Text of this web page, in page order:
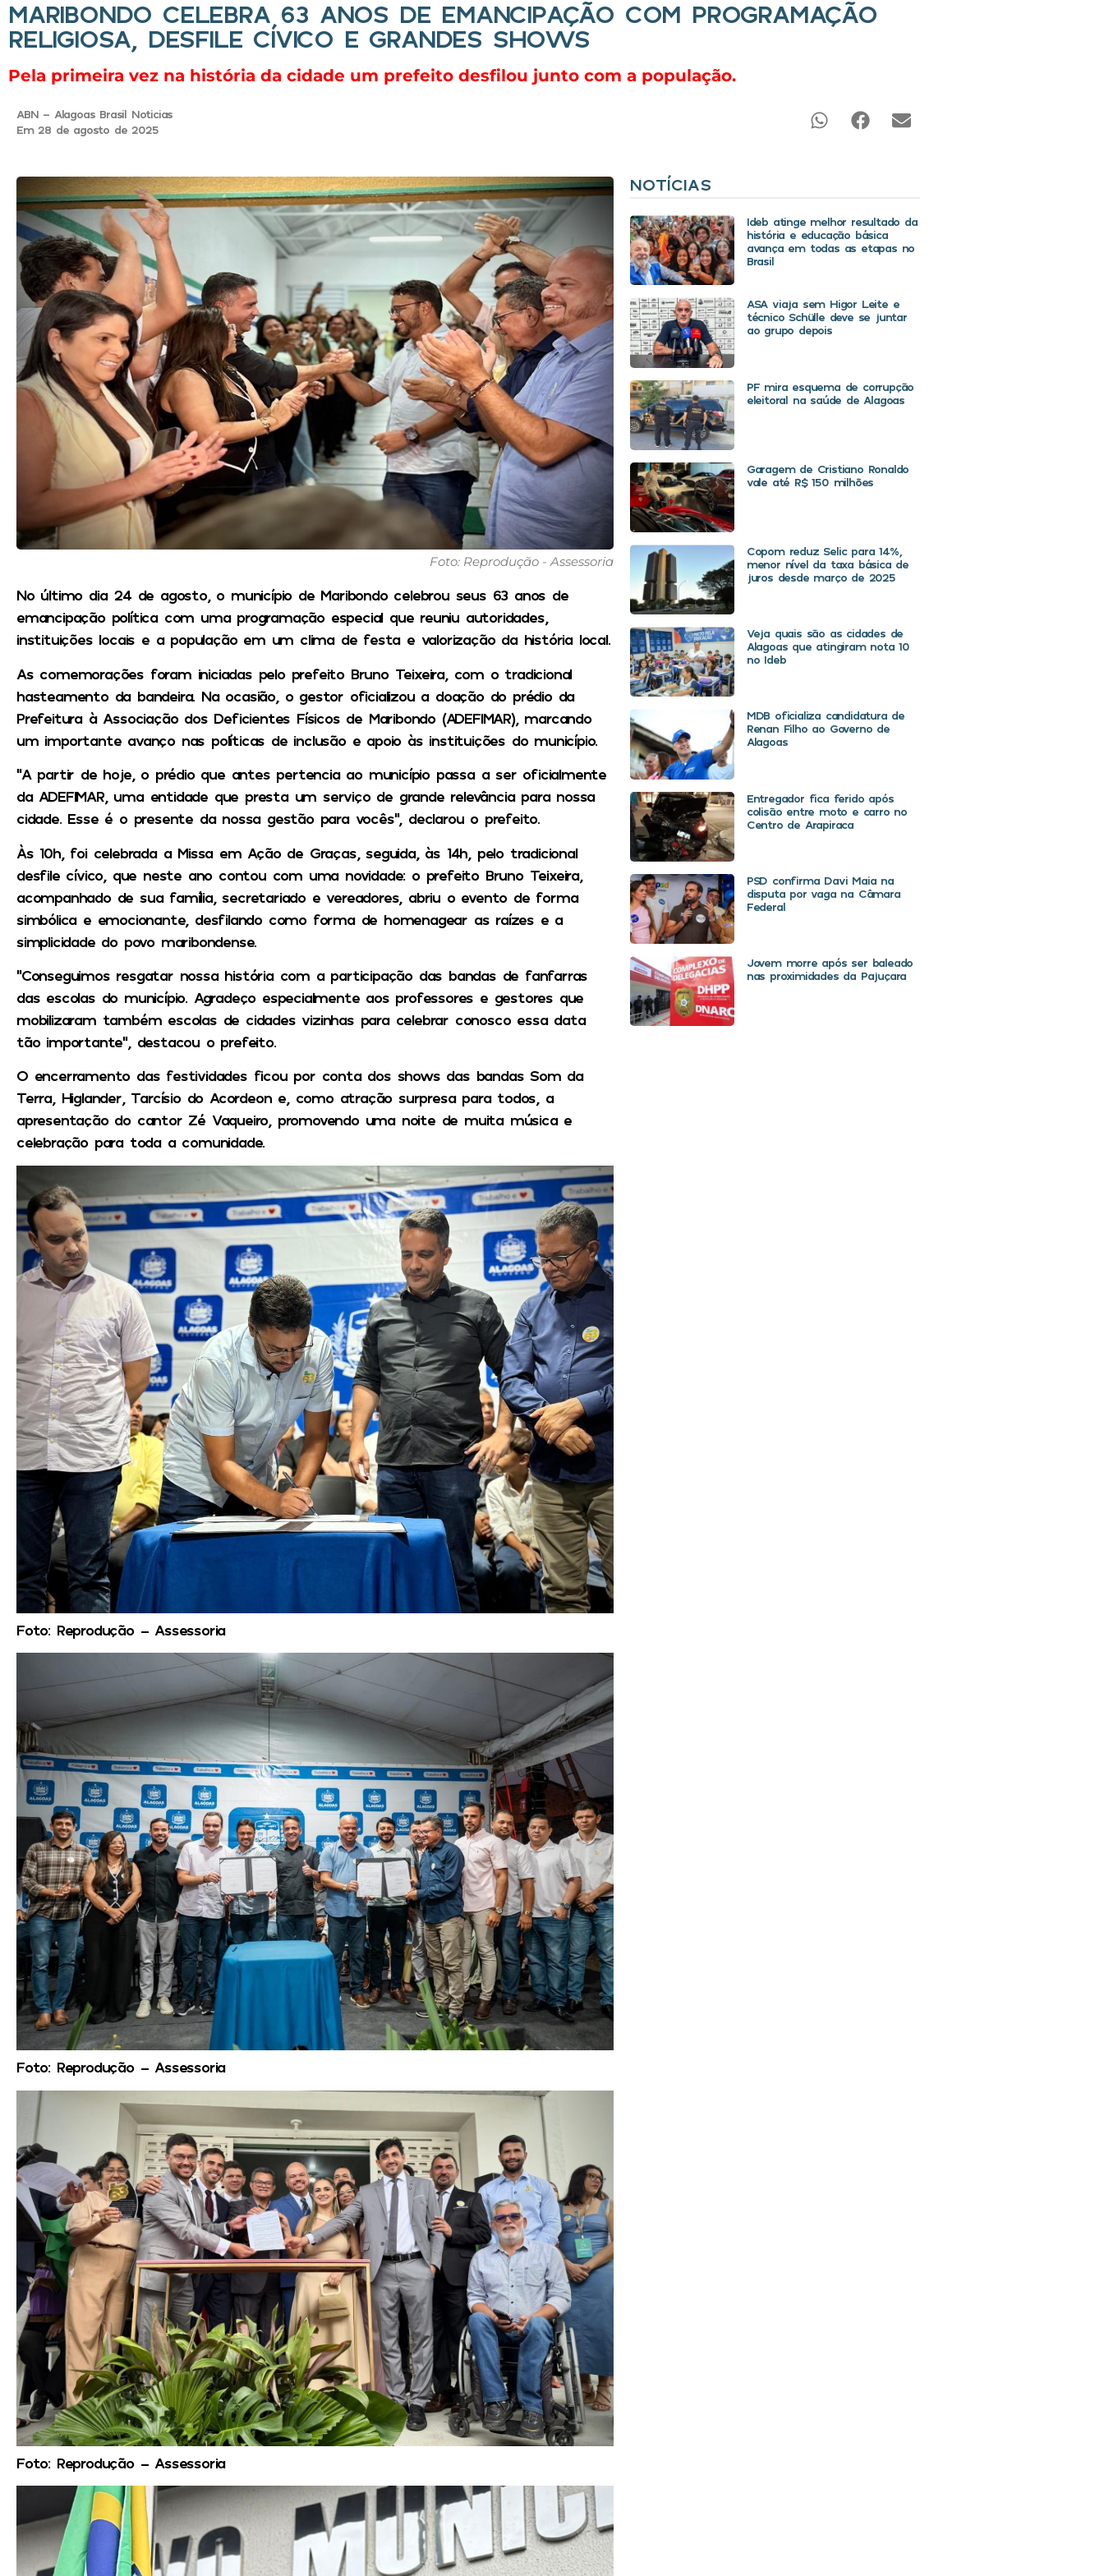
MARIBONDO CELEBRA 63 ANOS DE EMANCIPAÇÃO COM PROGRAMAÇÃO
RELIGIOSA, DESFILE CÍVICO E GRANDES SHOWS
Pela primeira vez na história da cidade um prefeito desfilou junto com a população.
ABN - Alagoas Brasil Noticias
Em 28 de agosto de 2025
Foto: Reprodução - Assessoria
No último dia 24 de agosto, o município de Maribondo celebrou seus 63 anos de
emancipação política com uma programação especial que reuniu autoridades,
instituições locais e a população em um clima de festa e valorização da história local.
As comemorações foram iniciadas pelo prefeito Bruno Teixeira, com o tradicional
hasteamento da bandeira. Na ocasião, o gestor oficializou a doação do prédio da
Prefeitura à Associação dos Deficientes Físicos de Maribondo (ADEFIMAR), marcando
um importante avanço nas políticas de inclusão e apoio às instituições do município.
“A partir de hoje, o prédio que antes pertencia ao município passa a ser oficialmente
da ADEFIMAR, uma entidade que presta um serviço de grande relevância para nossa
cidade. Esse é o presente da nossa gestão para vocês”, declarou o prefeito.
Às 10h, foi celebrada a Missa em Ação de Graças, seguida, às 14h, pelo tradicional
desfile cívico, que neste ano contou com uma novidade: o prefeito Bruno Teixeira,
acompanhado de sua família, secretariado e vereadores, abriu o evento de forma
simbólica e emocionante, desfilando como forma de homenagear as raízes e a
simplicidade do povo maribondense.
“Conseguimos resgatar nossa história com a participação das bandas de fanfarras
das escolas do município. Agradeço especialmente aos professores e gestores que
mobilizaram também escolas de cidades vizinhas para celebrar conosco essa data
tão importante”, destacou o prefeito.
O encerramento das festividades ficou por conta dos shows das bandas Som da
Terra, Higlander, Tarcísio do Acordeon e, como atração surpresa para todos, a
apresentação do cantor Zé Vaqueiro, promovendo uma noite de muita música e
celebração para toda a comunidade.
Foto: Reprodução – Assessoria
Foto: Reprodução – Assessoria
Foto: Reprodução – Assessoria
NOTÍCIAS
Ideb atinge melhor resultado da
história e educação básica
avança em todas as etapas no
Brasil
ASA viaja sem Higor Leite e
técnico Schülle deve se juntar
ao grupo depois
PF mira esquema de corrupção
eleitoral na saúde de Alagoas
Garagem de Cristiano Ronaldo
vale até R$ 150 milhões
Copom reduz Selic para 14%,
menor nível da taxa básica de
juros desde março de 2025
Veja quais são as cidades de
Alagoas que atingiram nota 10
no Ideb
MDB oficializa candidatura de
Renan Filho ao Governo de
Alagoas
Entregador fica ferido após
colisão entre moto e carro no
Centro de Arapiraca
PSD confirma Davi Maia na
disputa por vaga na Câmara
Federal
Jovem morre após ser baleado
nas proximidades da Pajuçara